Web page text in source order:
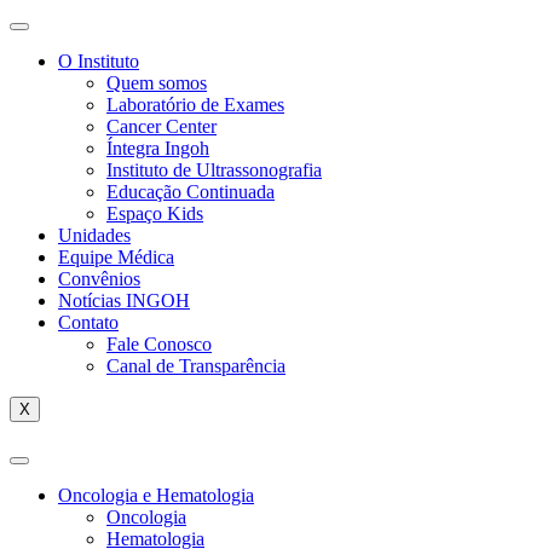
O Instituto
Quem somos
Laboratório de Exames
Cancer Center
Íntegra Ingoh
Instituto de Ultrassonografia
Educação Continuada
Espaço Kids
Unidades
Equipe Médica
Convênios
Notícias INGOH
Contato
Fale Conosco
Canal de Transparência
X
Oncologia e Hematologia
Oncologia
Hematologia